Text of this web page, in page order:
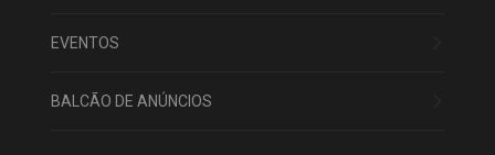
EVENTOS
BALCÃO DE ANÚNCIOS